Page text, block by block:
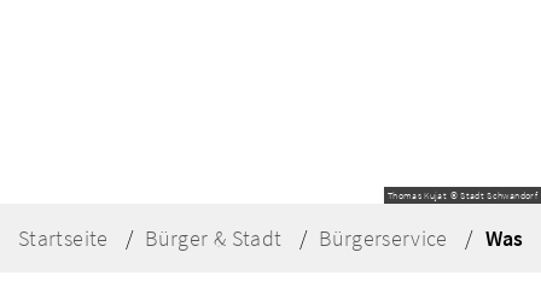
Thomas Kujat © Stadt Schwandorf
Startseite Bürger & Stadt Bürgerservice Was